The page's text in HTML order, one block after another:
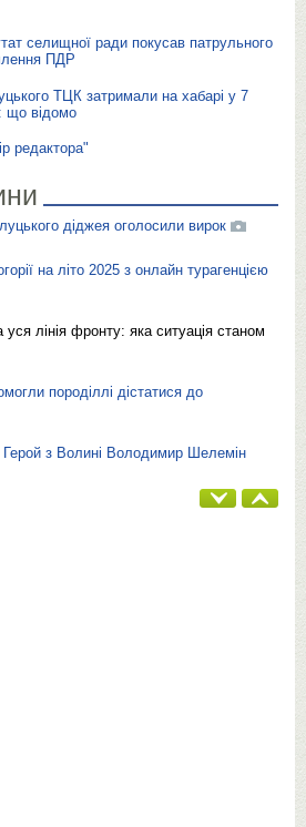
селищної ради покусав патрульного
ПДР
ТЦК затримали на хабарі у 7
що відомо
редактора"
діджея оголосили вирок
на літо 2025 з онлайн турагенцією
лінія фронту: яка ситуація станом
породіллі дістатися до
Герой з Волині Володимир Шелемін